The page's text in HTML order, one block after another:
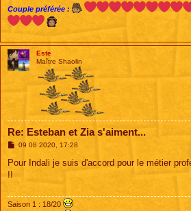
Couple préférée :
Este
Maître Shaolin
Re: Esteban et Zia s'aiment...
M
s
09 08 2020, 17:28
Pour Indali je suis d'accord pour le métier
!!
Saison 1 : 18/20